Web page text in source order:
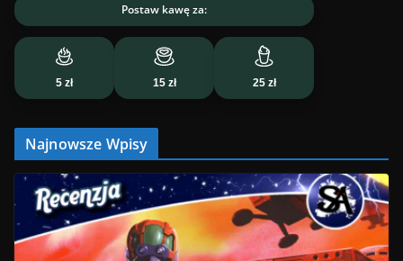
Postaw kawę za:
5 zł 15 zł 25 zł
Najnowsze Wpisy